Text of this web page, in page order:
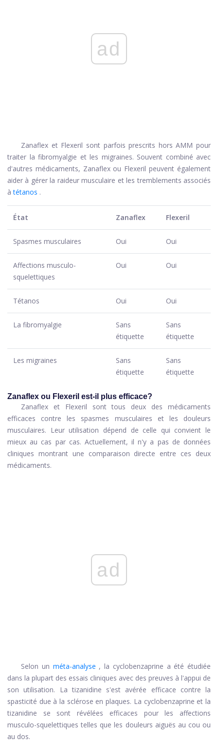
ad
Zanaflex et Flexeril sont parfois prescrits hors AMM pour
traiter la fibromyalgie et les migraines. Souvent combiné avec
d'autres médicaments, Zanaflex ou Flexeril peuvent également
aider à gérer la raideur musculaire et les tremblements associés
àtétanos .
État Zanaflex Flexeril
Spasmes musculaires Oui Oui
Affections musculo-
squelettiques
Oui Oui
Tétanos Oui Oui
La fibromyalgie
Sans
étiquette
Sans
étiquette
Les migraines
Sans
étiquette
Sans
étiquette
Zanaflex ou Flexeril est-il plus efficace?
Zanaflex et Flexeril sont tous deux des médicaments
efficaces contre les spasmes musculaires et les douleurs
musculaires. Leur utilisation dépend de celle qui convient le
mieux au cas par cas. Actuellement, il n'y a pas de données
cliniques montrant une comparaison directe entre ces deux
médicaments.
ad
Selon un méta-analyse , la cyclobenzaprine a été étudiée
dans la plupart des essais cliniques avec des preuves à l'appui de
son utilisation. La tizanidine s'est avérée efficace contre la
spasticité due à la sclérose en plaques. La cyclobenzaprine et la
tizanidine se sont révélées efficaces pour les affections
musculo-squelettiques telles que les douleurs aiguës au cou ou
au dos.